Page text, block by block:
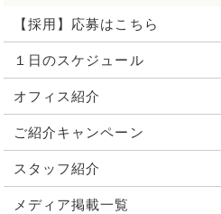
【採用】応募はこちら
１日のスケジュール
オフィス紹介
ご紹介キャンペーン
スタッフ紹介
メディア掲載一覧